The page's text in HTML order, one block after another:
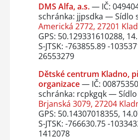
DMS Alfa, a.s.— IČ:
schránka: jjpsdka — Sídlo
Americká 2772, 27201
GPS: 50.129331610288,
S-JTSK: -763855.89 -
26553279
Dětské centrum Kladno,
organizace— IČ:
schránka: rcpkgqk —
Brjanská 3079, 27204
GPS: 50.14307018355,
S-JTSK: -766630.75 -
1412078